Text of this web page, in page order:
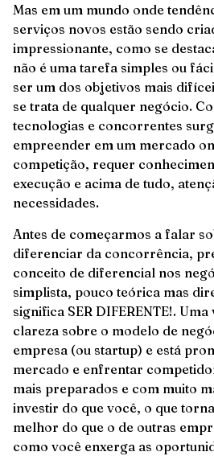
Mas em um mundo onde
serviços novos estão sendo
impressionante, como se
não é uma tarefa simples ou
ser um dos objetivos mais
se trata de qualquer negócio.
tecnologias e concorrentes
empreender em um mercado
competição, requer
execução e acima de tudo,
necessidades.
Antes de começarmos a falar
diferenciar da concorrência,
conceito de diferencial nos
simplista, pouco teórica mas
significa SER DIFERENTE!.
clareza sobre o modelo de
empresa (ou startup) e está
mercado e enfrentar
mais preparados e com muito
investir do que você, o que
melhor do que o de outras
como você enxerga as